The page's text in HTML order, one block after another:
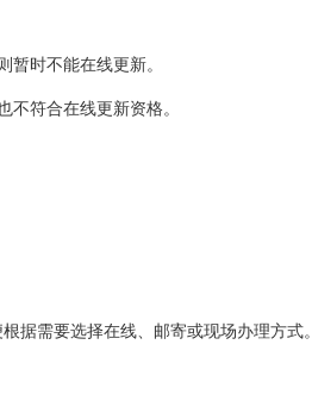
暂时不能在线更新。
不符合在线更新资格。
据需要选择在线、邮寄或现场办理方式。